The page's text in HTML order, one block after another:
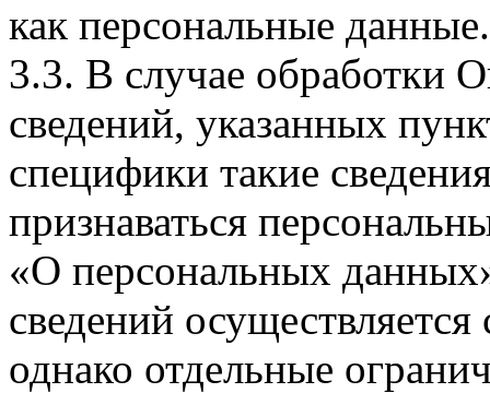
как персональные данные.
3.3. В случае обработки
сведений, указанных
специфики такие
признаваться
«О персональных
сведений
однако отдельные